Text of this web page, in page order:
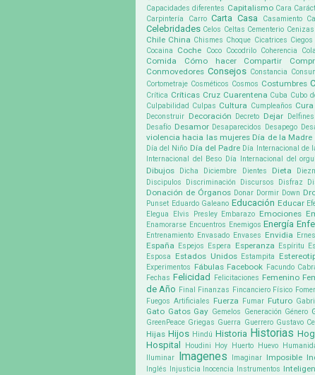
Capacidades diferentes Capitalismo Cara
Carpintería
Carro Carta Casa Casamiento
Celebridades Celos Celtas Cementerio Cenizas
Chile China Chismes Choque Cicatrices Ciegos
Cocaina
Coche Coco Cocodrilo Coherencia
Comida Cómo hacer Compartir
Conmovedores Consejos Constancia
Cortometraje Cosméticos Cosmos Costumbres
Crítica Críticas Cruz Cuarentena Cuba Cubo
Culpabilidad Culpas Cultura Cumpleaños Cura
Deconstruir Decoración Decreto Dejar Delfines
Desafío Desamor Desaparecidos Desapego
violencia hacia las mujeres Día de la Madre
Día del Niño Día del Padre Día Internacional de
Internacional del Beso Día Internacional del
Dibujos
Dicha Diciembre Dientes Dieta
Discipulos Discriminación Discursos Disfraz
Donación de Órganos Donar Dormir Down
Punset Eduardo Galeano Educación Educar
Elegua Elvis Presley Embarazo Emociones
Enamorarse Encuentros Enemigos Energía
Entrenamiento Envasado Envases Envidia
España Espejos Espera Esperanza Espíritu
Esposa Estados Unidos Estampita
Experimentos Fábulas Facebook Facundo
Fechas Felicidad Felicitaciones Femenino
de Año Final Finanzas Fincanciero Físico
Fuegos Artificiales Fuerza Fumar Futuro
Gato Gatos Gay Gemelos Generación Género
GreenPeace Griegas Guerra Guerrero Gustavo
Hijas Hijos Hindú Historia Historias
Hospital Houdini Hoy Huerto Huevo
Iluminar Imagenes Imaginar Imposible
Inglés
Injusticia Inocencia Instrumentos